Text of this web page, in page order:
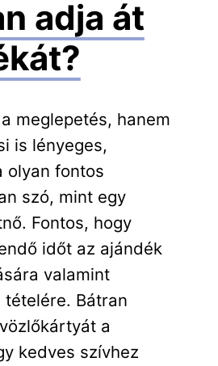
adja át
meglepetés, hanem
is lényeges,
olyan fontos
szó, mint egy
Fontos, hogy
időt az ajándék
valamint
tételére. Bátran
a
kedves szívhez